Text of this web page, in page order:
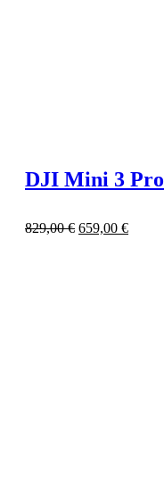
DJI Mini 3 Pro
829,00€ 659,00 €